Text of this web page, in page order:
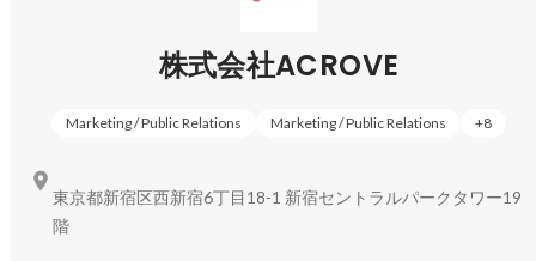
株式会社ACROVE
Marketing / Public Relations Marketing / Public Relations +8
東京都新宿区西新宿6丁目18-1 新宿セントラルパークタワー19
階